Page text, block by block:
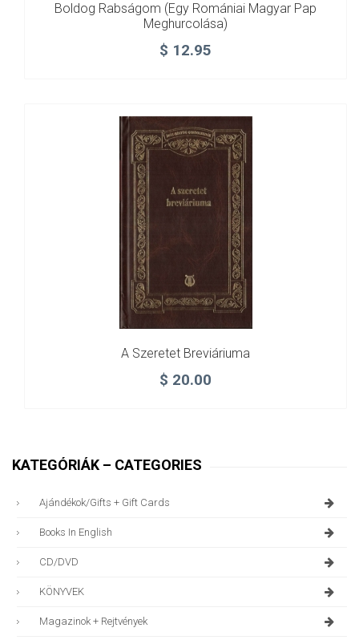
Boldog Rabságom (egy Romániai Magyar Pap
Meghurcolása)
$ 12.95
A Szeretet Breviáriuma
$ 20.00
KATEGÓRIÁK – CATEGORIES
Ajándékok/gifts + Gift Cards
Books In English
CD/DVD
KÖNYVEK
Magazinok + Rejtvények